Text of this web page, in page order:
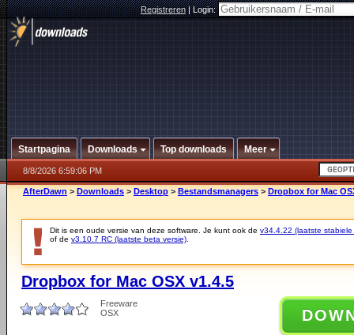
Registreren|Login:
Startpagina Downloads Top downloads Meer
8/8/2026 6:59:06 PM
AfterDawn > Downloads > Desktop > Bestandsmanagers > Dropbox for Mac
Dit is een oude versie van deze software. Je kunt ook de v34.4.22 (laatste stabiele
of de v3.10.7 RC (laatste beta versie)
Dropbox for Mac OSX v1.4.5
Freeware
OSX